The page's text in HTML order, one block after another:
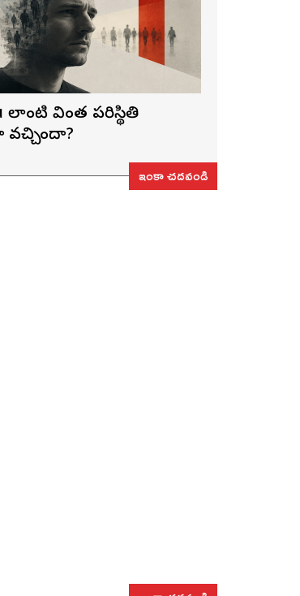
లాంటి వింత పరిస్థితి
వచ్చిందా?
ఇంకా చదవండి